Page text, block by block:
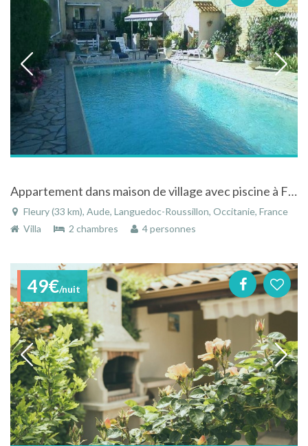
Appartement dans maison de village avec piscine à Fleury d'Aude dans le Languedoc-Roussillon
Fleury (33 km), Aude, Languedoc-Roussillon, Occitanie, France
Villa
2 chambres 4 personnes
49€/nuit